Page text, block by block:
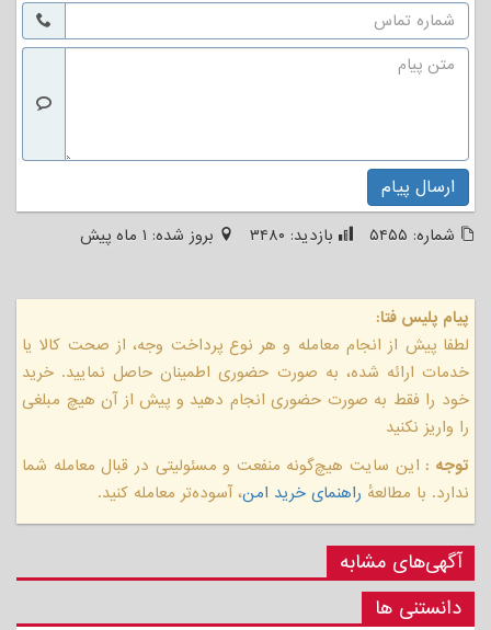
ارسال پیام
شماره: ۵۴۵۵ بازدید: ۳۴۸۰ بروز شده: ۱ ماه پیش
پیام پلیس فتا:
لطفا پیش از انجام معامله و هر نوع پرداخت وجه، از صحت کالا یا
خدمات ارائه شده، به صورت حضوری اطمینان حاصل نمایید. خرید
خود را فقط به صورت حضوری انجام دهید و پیش از آن هیچ مبلغی
را واریز نکنید
توجه : این سایت هیچ‌گونه منفعت و مسئولیتی در قبال معامله شما
ندارد. با مطالعهٔ راهنمای خرید امن، آسوده‌تر معامله کنید.
آگهی‌های مشابه
دانستنی ها